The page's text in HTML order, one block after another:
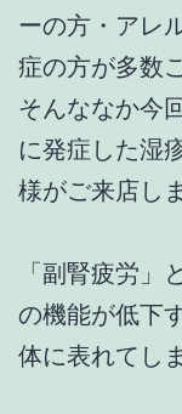
ーの方・アレ
症の方が多数
そんななか今
に発症した湿
様がご来店し
「副腎疲労」
の機能が低下
体に表れてし